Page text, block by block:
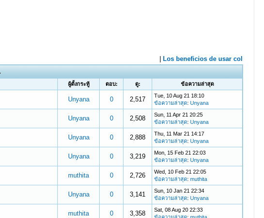
ผู้ตั้งกระทู้ ตอบ: ดู: ข้อความล่าสุด
Unyana 0 2,517
Tue, 10 Aug 21 18:10
ข้อความล่าสุด:Unyana
Unyana 0 2,508
Sun, 11 Apr 21 20:25
ข้อความล่าสุด:Unyana
Unyana 0 2,888
Thu, 11 Mar 21 14:17
ข้อความล่าสุด:Unyana
Unyana 0 3,219
Mon, 15 Feb 21 22:03
ข้อความล่าสุด:Unyana
muthita 0 2,726
Wed, 10 Feb 21 22:05
ข้อความล่าสุด:muthita
Unyana 0 3,141
Sun, 10 Jan 21 22:34
ข้อความล่าสุด:Unyana
muthita 0 3,358
Sat, 08 Aug 20 22:33